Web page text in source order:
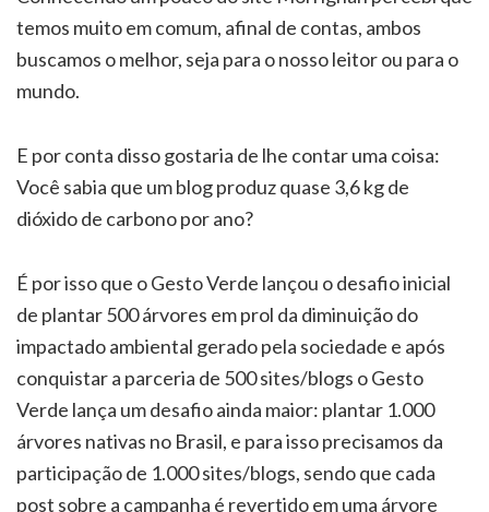
temos muito em comum, afinal de contas, ambos
buscamos o melhor, seja para o nosso leitor ou para o
mundo.
E por conta disso gostaria de lhe contar uma coisa:
Você sabia que um blog produz quase 3,6 kg de
dióxido de carbono por ano?
É por isso que o Gesto Verde lançou o desafio inicial
de plantar 500 árvores em prol da diminuição do
impactado ambiental gerado pela sociedade e após
conquistar a parceria de 500 sites/blogs o Gesto
Verde lança um desafio ainda maior: plantar 1.000
árvores nativas no Brasil, e para isso precisamos da
participação de 1.000 sites/blogs, sendo que cada
post sobre a campanha é revertido em uma árvore